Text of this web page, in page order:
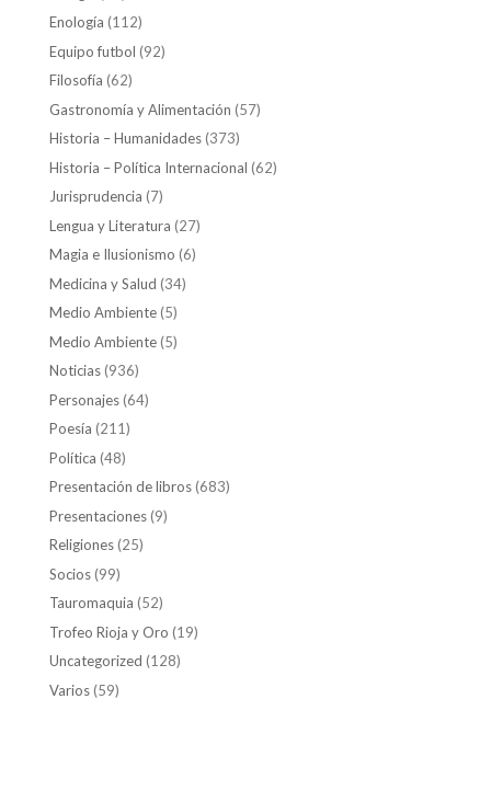
Enología (112)
Equipo futbol (92)
Filosofía (62)
Gastronomía y Alimentación (57)
Historia – Humanidades(373)
Historia – Política Internacional (62)
Jurisprudencia (7)
Lengua y Literatura (27)
Magia e Ilusionismo (6)
Medicina y Salud (34)
Medio Ambiente(5)
Medio Ambiente(5)
Noticias(936)
Personajes(64)
Poesía (211)
Política (48)
Presentación de libros(683)
Presentaciones(9)
Religiones(25)
Socios(99)
Tauromaquia (52)
Trofeo Rioja y Oro (19)
Uncategorized (128)
Varios(59)